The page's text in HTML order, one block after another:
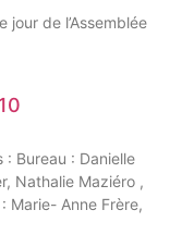
de l’Assemblée
: Bureau : Danielle
Nathalie Maziéro ,
Marie- Anne Frère,